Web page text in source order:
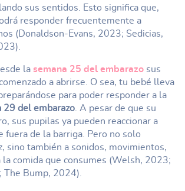
sus sentidos. Esto significa que,
responder frecuentemente a
(Donaldson-Evans, 2023; Sedicias,
la semana 25 del embarazo sus
a abrirse. O sea, tu bebé lleva
para poder responder a la
29 del embarazo . A pesar de que su
sus pupilas ya pueden reaccionar a
fuera de la barriga. Pero no solo
sino también a sonidos, movimientos,
la comida que consumes (Welsh, 2023;
The Bump, 2024).